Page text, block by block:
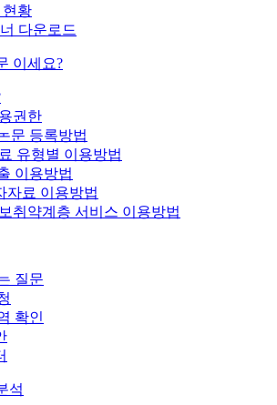
황
다운로드
이세요?
권한
문 등록방법
유형별 이용방법
이용방법
자료 이용방법
취약계층 서비스 이용방법
질문
확인
석